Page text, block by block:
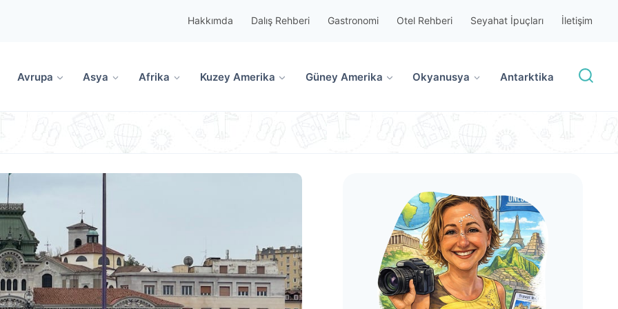
Hakkımda Dalış Rehberi Gastronomi Otel Rehberi Seyahat İpuçları İletişim
Avrupa Asya Afrika Kuzey Amerika Güney Amerika Okyanusya Antarktika